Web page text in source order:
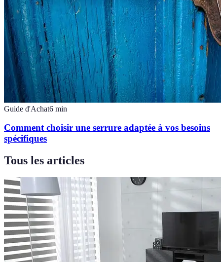
Guide d'Achat6 min
Comment choisir une serrure adaptée à vos besoins
spécifiques
Tous les articles